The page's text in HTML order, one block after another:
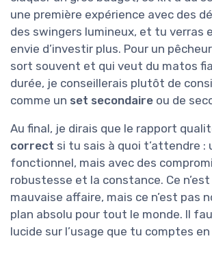
une première expérience avec des
des swingers lumineux, et tu verras
envie d’investir plus. Pour un
sort souvent et qui veut du matos
durée, je conseillerais plutôt de
comme un set secondaire ou de
Au final, je dirais que le rapport
correct si tu sais à quoi t’attendre :
fonctionnel, mais avec des
robustesse et la constance. Ce
mauvaise affaire, mais ce n’est pas
plan absolu pour tout le monde. Il
lucide sur l’usage que tu comptes